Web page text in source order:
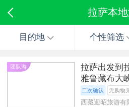
拉萨本
目的地 个性筛选
团队游
拉萨出发到
雅鲁藏布大
二次确认 无购物
西藏迎昭旅游有